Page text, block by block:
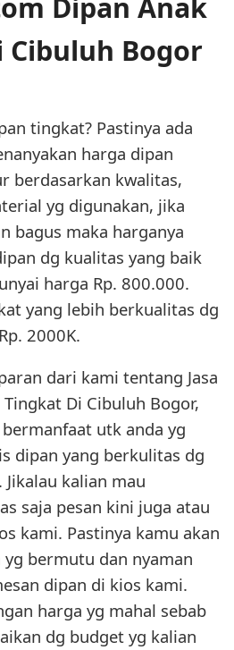
Dipan Anak
Cibuluh Bogor
tingkat? Pastinya ada
harga dipan
berdasarkan kwalitas,
yg digunakan, jika
bagus maka harganya
dg kualitas yang baik
harga Rp. 800.000.
yang lebih berkualitas dg
2000K.
dari kami tentang Jasa
Di Cibuluh Bogor,
utk anda yg
dipan yang berkulitas dg
kalian mau
saja pesan kini juga atau
kami. Pastinya kamu akan
bermutu dan nyaman
dipan di kios kami.
harga yg mahal sebab
dg budget yg kalian